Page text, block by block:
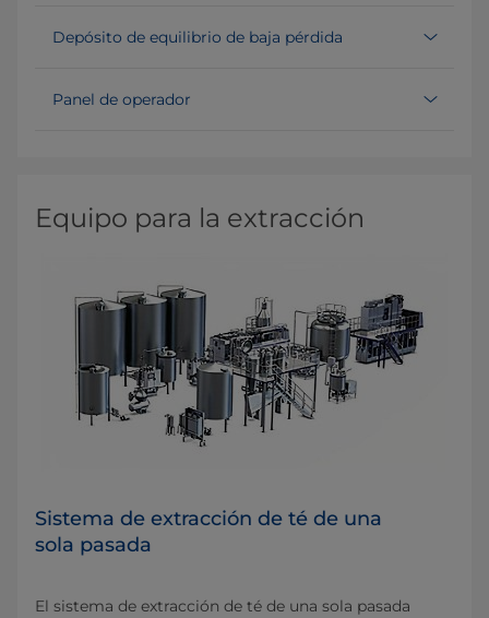
Depósito de equilibrio de baja pérdida
Panel de operador
Equipo para la extracción
Sistema de extracción de té de una
sola pasada
El sistema de extracción de té de una sola pasada